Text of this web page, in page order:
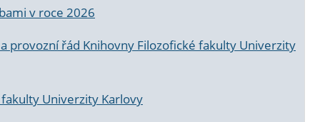
v roce 2026
provozní řád Knihovny Filozofické fakulty Univerzity
Univerzity Karlovy